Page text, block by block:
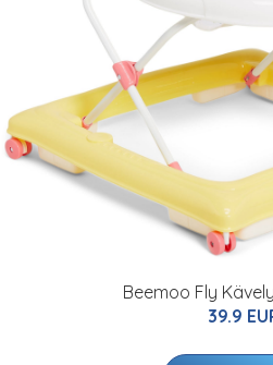
Beemoo Fly
39.9